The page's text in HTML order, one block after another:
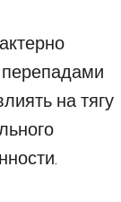
перепадами
на тягу